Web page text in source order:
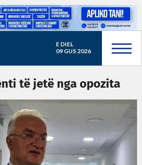
E DIEL
09 GUS 2026
të jetë nga opozita